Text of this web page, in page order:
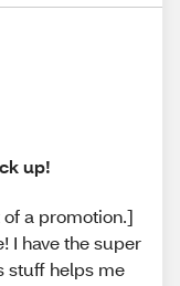
up!
a promotion.]
I have the super
stuff helps me